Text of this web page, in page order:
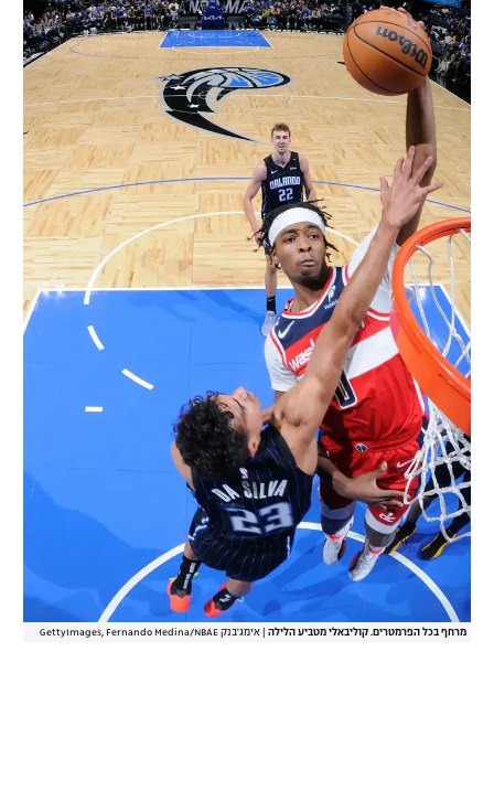
תגיות
המגזין
מרחף בכל הפרמטרים. קוליבאלי מטביע הלילה אימג'בנק GettyImages, Fernando Medina/NBAE